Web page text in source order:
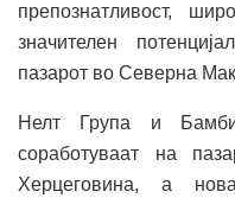
препознатливост,
значителен
пазарот во Северна
Нелт Група и
соработуваат на
Херцеговина, а